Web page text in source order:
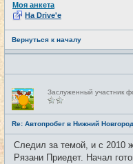
Моя анкета
На Drive'e
Вернуться к началу
Н
е
в
с
е
т
и
Заслуженный участник
Re: Автопробег в Нижний
Следил за темой, и с 2010
Рязани Приедет. Начал